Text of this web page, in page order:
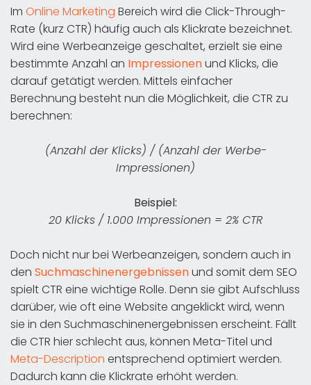
Im Online Marketing Bereich wird die Click-Through-
Rate (kurz CTR) häufig auch als Klickrate bezeichnet.
Wird eine Werbeanzeige geschaltet, erzielt sie eine
bestimmte Anzahl an Impressionenund Klicks, die
darauf getätigt werden. Mittels einfacher
Berechnung besteht nun die Möglichkeit, die CTR zu
berechnen:
(Anzahl der Klicks) / (Anzahl der Werbe-
Impressionen)
Beispiel:
20 Klicks / 1.000 Impressionen = 2% CTR
Doch nicht nur bei Werbeanzeigen, sondern auch in
den Suchmaschinenergebnissenund somit dem SEO
spielt CTR eine wichtige Rolle. Denn sie gibt Aufschluss
darüber, wie oft eine Website angeklickt wird, wenn
sie in den Suchmaschinenergebnissen erscheint. Fällt
die CTR hier schlecht aus, können Meta-Titel und
Meta-Description entsprechend optimiert werden.
Dadurch kann die Klickrate erhöht werden.